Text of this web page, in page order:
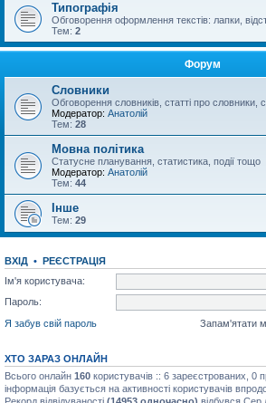
Типографія
Обговорення оформлення текстів: лапки,
Тем: 2
Форум
Словники
Обговорення словників, статті про словники,
Модератор: Анатолій
Тем: 28
Мовна політика
Статусне планування, статистика, події тощо
Модератор: Анатолій
Тем: 44
Інше
Тем: 29
ВХІД • РЕЄСТРАЦІЯ
Ім'я користувача:
Пароль:
Я забув свій пароль
Запам'ятати
ХТО ЗАРАЗ ОНЛАЙН
Всього онлайн 160 користувачів :: 6 зареєстрованих, 0
інформація базується на активності користувачів
Рекорд відвідуваності (14953 одночасно) відбувся Сер